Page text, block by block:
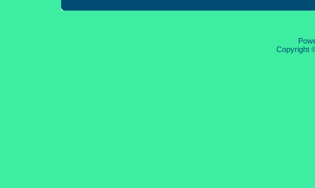
Copyright